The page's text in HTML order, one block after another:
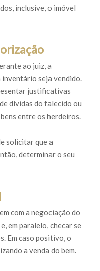
inclusive, o imóvel
ao juiz, a
inventário seja vendido.
justificativas
dívidas do falecido ou
entre os herdeiros.
solicitar que a
determinar o seu
com a negociação do
em paralelo, checar se
Em caso positivo, o
a venda do bem.